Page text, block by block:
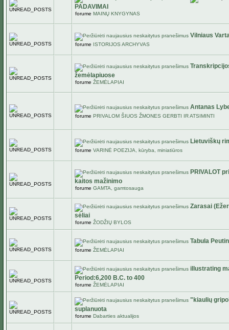
PADAVIMAI
forume MAINŲ KNYGYNAS
Vilniaus
forume ISTORIJOS ARCHYVAS
žemėlapiuose
forume ŽEMĖLAPIAI
Antanas
forume PRIVALOM ŠIUOS ŽMONES GERBTI IR ATSIMINTI
Lietuviškų
forume VARINĖ POEZIJA, kūryba, miniatiūros
PRIVALOT
kaitos mažinimo
forume GAMTA, gamtosauga
Zarasai
sėliai
forume ŽODŽIŲ BYLOS
Tabula
forume ŽEMĖLAPIAI
illustrating
Period:6,200 B.C. to 400
forume ŽEMĖLAPIAI
"kiaulių
suplanuota
forume Dabarties aktualijos